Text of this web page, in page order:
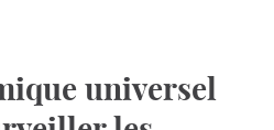
universel